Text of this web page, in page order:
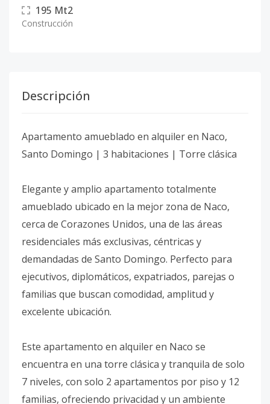
195 Mt2
Construcción
Descripción
Apartamento amueblado en alquiler en Naco,
Santo Domingo | 3 habitaciones | Torre clásica
Elegante y amplio apartamento totalmente
amueblado ubicado en la mejor zona de Naco,
cerca de Corazones Unidos, una de las áreas
residenciales más exclusivas, céntricas y
demandadas de Santo Domingo. Perfecto para
ejecutivos, diplomáticos, expatriados, parejas o
familias que buscan comodidad, amplitud y
excelente ubicación.
Este apartamento en alquiler en Naco se
encuentra en una torre clásica y tranquila de solo
7 niveles, con solo 2 apartamentos por piso y 12
familias, ofreciendo privacidad y un ambiente